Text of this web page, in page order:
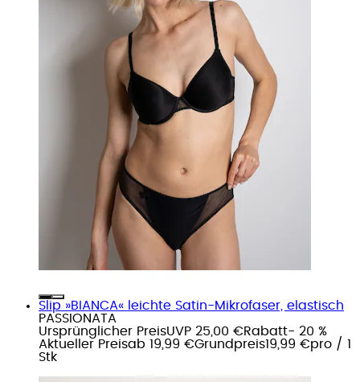
Slip »BIANCA« leichte Satin-Mikrofaser, elastisch
PASSIONATA
Ursprünglicher PreisUVP 25,00 €Rabatt- 20 %
Aktueller Preisab 19,99 €Grundpreis19,99 €pro / 1
Stk